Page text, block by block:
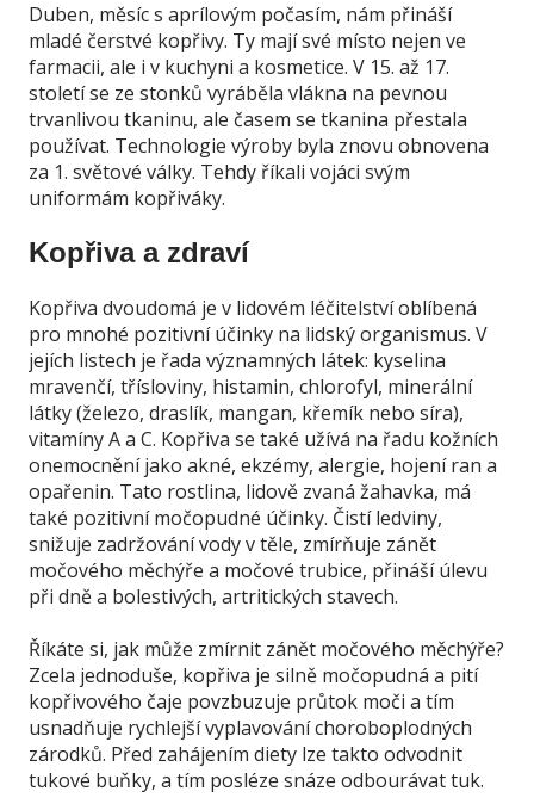
Duben, měsíc s aprílovým počasím, nám přináší
mladé čerstvé kopřivy. Ty mají své místo nejen ve
farmacii, ale i v kuchyni a kosmetice. V 15. až 17.
století se ze stonků vyráběla vlákna na pevnou
trvanlivou tkaninu, ale časem se tkanina přestala
používat. Technologie výroby byla znovu obnovena
za 1. světové války. Tehdy říkali vojáci svým
uniformám kopřiváky.
Kopřiva a zdraví
Kopřiva dvoudomá je v lidovém léčitelství oblíbená
pro mnohé pozitivní účinky na lidský organismus. V
jejích listech je řada významných látek: kyselina
mravenčí, třísloviny, histamin, chlorofyl, minerální
látky (železo, draslík, mangan, křemík nebo síra),
vitamíny A a C. Kopřiva se také užívá na řadu kožních
onemocnění jako akné, ekzémy, alergie, hojení ran a
opařenin. Tato rostlina, lidově zvaná žahavka, má
také pozitivní močopudné účinky. Čistí ledviny,
snižuje zadržování vody v těle, zmírňuje zánět
močového měchýře a močové trubice, přináší úlevu
při dně a bolestivých, artritických stavech.
Říkáte si, jak může zmírnit zánět močového měchýře?
Zcela jednoduše, kopřiva je silně močopudná a pití
kopřivového čaje povzbuzuje průtok moči a tím
usnadňuje rychlejší vyplavování choroboplodných
zárodků. Před zahájením diety lze takto odvodnit
tukové buňky, a tím posléze snáze odbourávat tuk.